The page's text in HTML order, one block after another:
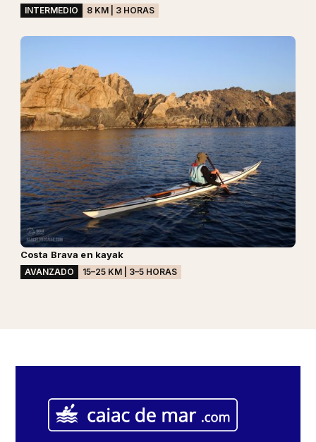
INTERMEDIO 8 KM | 3 HORAS
Costa Brava en kayak
AVANZADO 15–25 KM | 3–5 HORAS